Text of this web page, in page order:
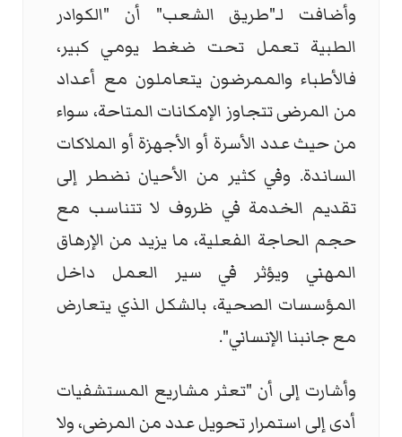
وأضافت لـ"طريق الشعب" أن "الكوادر
الطبية تعمل تحت ضغط يومي كبير،
فالأطباء والممرضون يتعاملون مع أعداد
من المرضى تتجاوز الإمكانات المتاحة، سواء
من حيث عدد الأسرة أو الأجهزة أو الملاكات
الساندة. وفي كثير من الأحيان نضطر إلى
تقديم الخدمة في ظروف لا تتناسب مع
حجم الحاجة الفعلية، ما يزيد من الإرهاق
المهني ويؤثر في سير العمل داخل
المؤسسات الصحية، بالشكل الذي يتعارض
مع جانبنا الإنساني".
وأشارت إلى أن "تعثر مشاريع المستشفيات
أدى إلى استمرار تحويل عدد من المرضى، ولا